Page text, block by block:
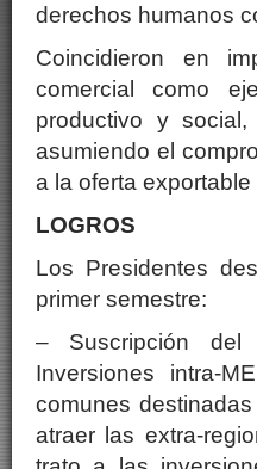
derechos humanos
Coincidieron en
comercial como
productivo y
asumiendo el
a la oferta
LOGROS
Los Presidentes
primer semestre:
– Suscripción del
Inversiones intra-
comunes
atraer las extra-